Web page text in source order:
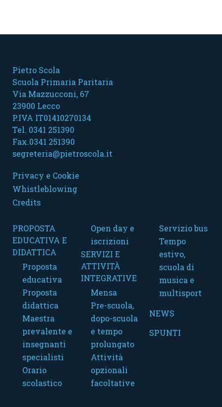
Pietro Scola
Scuola Primaria Paritaria
Via Mazzucconi, 67
23900 Lecco
P.IVA IT01410270134
Tel. 0341 251390
Fax.0341 251390
segreteria@pietroscola.it
Privacy e Cookie
Whistleblowing
Credits
PROPOSTA
EDUCATIVA E
DIDATTICA
Proposta
educativa
Proposta
didattica
Maestra
prevalente e
insegnanti
specialisti
Orario
scolastico
Open day e
iscrizioni
SERVIZI E
ATTIVITÀ
INTEGRATIVE
Mensa
Pre-scuola,
dopo-scuola
e tempo
prolungato
Attività
opzionali
facoltative
Servizio bus
Tempo
estivo,
scuola di
musica e
multisport
NEWS
SPUNTI